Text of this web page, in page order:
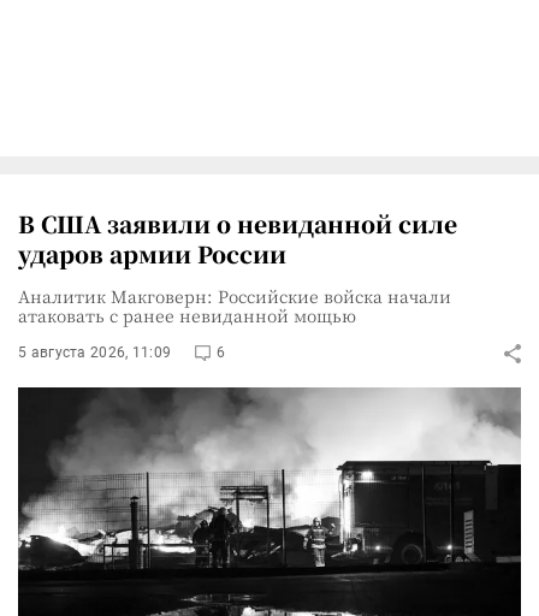
В США заявили о невиданной силе
ударов армии России
Аналитик Макговерн: Российские войска начали
атаковать с ранее невиданной мощью
5 августа 2026, 11:09 6